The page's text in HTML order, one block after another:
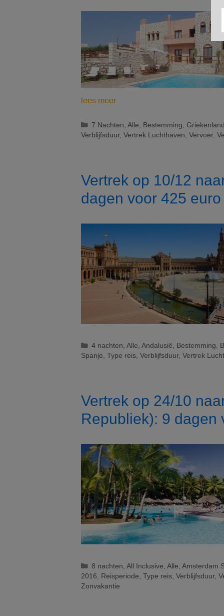
lees meerVertrek
06/05
naar
nachten
vanaf
Categorieën
7 Nachten ,Alle Bestemming Griekenland
Verblijfsduur, Vertrek Luchthaven Vervoer,
Vertrek op 10/12
dagen voor 425
Categorieën
4 nachten ,Alle ,Andalusië Bestemming
Spanje Type reis Verblijfsduur, Vertrek
Vertrek op 24/10
Republiek): 9 dagen
Categorieën
8 nachten,All Inclusive,Alle,Amsterdam
2016, Reisperiode, Type reis, Verblijfsduur,
Zonvakantie